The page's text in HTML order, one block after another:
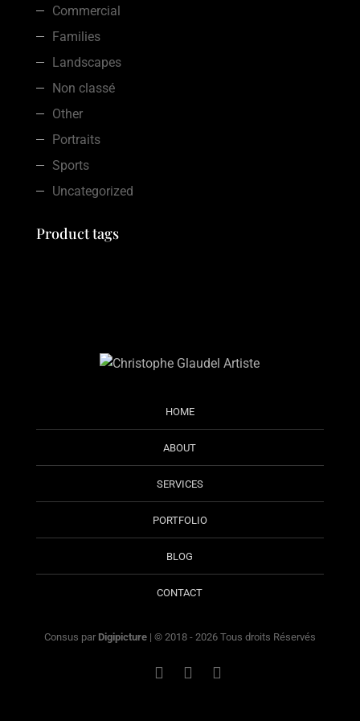
Commercial
Families
Landscapes
Non classé
Other
Portraits
Sports
Uncategorized
Product tags
HOME
ABOUT
SERVICES
PORTFOLIO
BLOG
CONTACT
Consus par Digipicture| © 2018 - 2026 Tous droits Réservés